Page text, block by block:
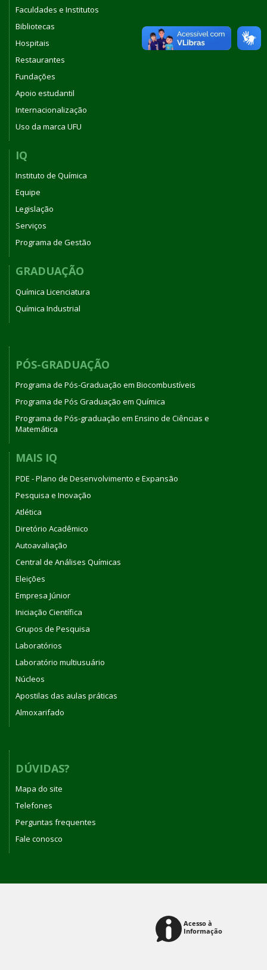
Faculdades e Institutos
Bibliotecas
Hospitais
Restaurantes
Fundações
Apoio estudantil
Internacionalização
Uso da marca UFU
IQ
Instituto de Química
Equipe
Legislação
Serviços
Programa de Gestão
GRADUAÇÃO
Química Licenciatura
Química Industrial
PÓS-GRADUAÇÃO
Programa de Pós-Graduação em Biocombustíveis
Programa de Pós Graduação em Química
Programa de Pós-graduação em Ensino de Ciências e
Matemática
MAIS IQ
PDE - Plano de Desenvolvimento e Expansão
Pesquisa e Inovação
Atlética
Diretório Acadêmico
Autoavaliação
Central de Análises Químicas
Eleições
Empresa Júnior
Iniciação Científica
Grupos de Pesquisa
Laboratórios
Laboratório multiusuário
Núcleos
Apostilas das aulas práticas
Almoxarifado
DÚVIDAS?
Mapa do site
Telefones
Perguntas frequentes
Fale conosco